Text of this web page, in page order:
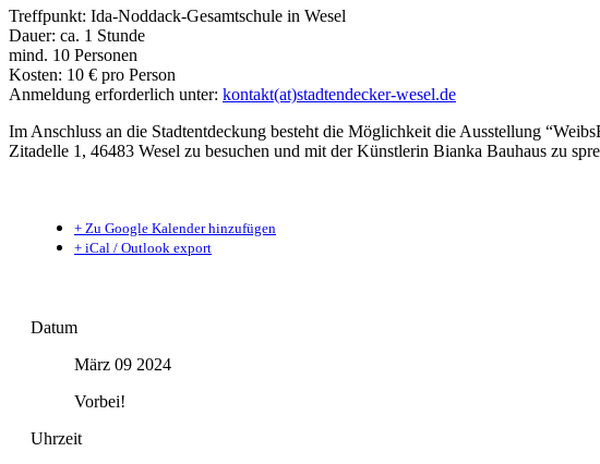
Treffpunkt: Ida-Noddack-Gesamtschule in Wesel
Dauer: ca. 1 Stunde
mind. 10 Personen
Kosten: 10 € pro Person
Anmeldung erforderlich unter: kontakt(at)stadtendecker-wesel.de
Im Anschluss an die Stadtentdeckung besteht die Möglichkeit die Ausstellung
Zitadelle 1, 46483 Wesel zu besuchen und mit der Künstlerin Bianka Bauhaus zu
+ Zu Google Kalender hinzufügen
+ iCal / Outlook export
Datum
März 09 2024
Vorbei!
Uhrzeit